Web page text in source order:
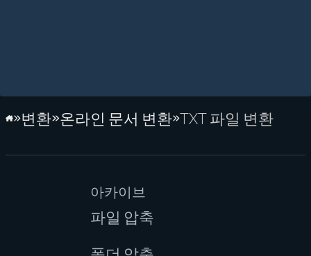
홈페이지
변환 온라인 문서 변환 TXT 파일 변환
아카이브
파일 압축